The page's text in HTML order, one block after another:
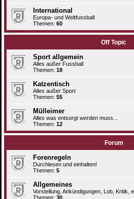
International
Europa- und Weltfussball
Themen: 60
Off Topic
Sport allgemein
Alles außer Fussball
Themen: 18
Katzentisch
Alles außer Sport
Themen: 55
Mülleimer
Alles was entsorgt werden muss...
Themen: 12
Forum
Forenregeln
Durchlesen und einhalten!
Themen: 5
Allgemeines
Vorstellung, Ankündigungen, Lob, Kritik,
Themen: 30